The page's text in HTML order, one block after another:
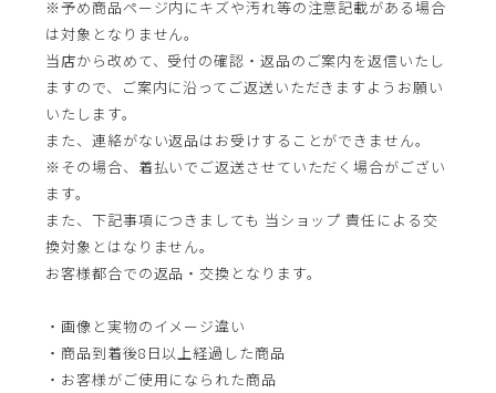
※予め商品ページ内にキズや汚れ等の注意記載がある場合
は対象となりません。
当店から改めて、受付の確認・返品のご案内を返信いたし
ますので、ご案内に沿ってご返送いただきますようお願い
いたします。
また、連絡がない返品はお受けすることができません。
※その場合、着払いでご返送させていただく場合がござい
ます。
また、下記事項につきましても 当ショップ 責任による交
換対象とはなりません。
お客様都合での返品・交換となります。
・画像と実物のイメージ違い
・商品到着後8日以上経過した商品
・お客様がご使用になられた商品